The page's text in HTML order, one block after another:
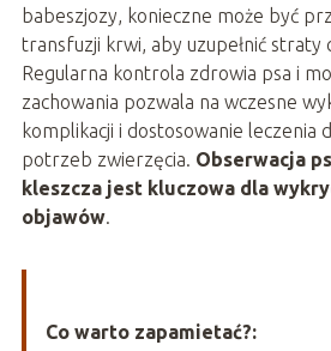
babeszjozy, konieczne może być
transfuzji krwi, aby uzupełnić straty
Regularna kontrola zdrowia psa i
zachowania pozwala na wczesne
komplikacji i dostosowanie leczenia
potrzeb zwierzęcia. Obserwacja
kleszcza jest kluczowa dla
objawów.
Co warto zapamietać?: